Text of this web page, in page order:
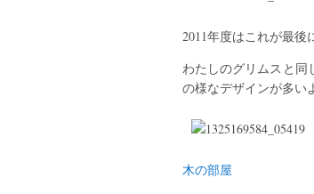
2011年度はこれが最後
わたしのグリムスと同
の様なデザインが多い
木の部屋